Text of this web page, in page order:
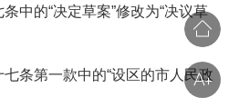
的“决定草案”修改为“决议草
第一款中的“设区的市人民政